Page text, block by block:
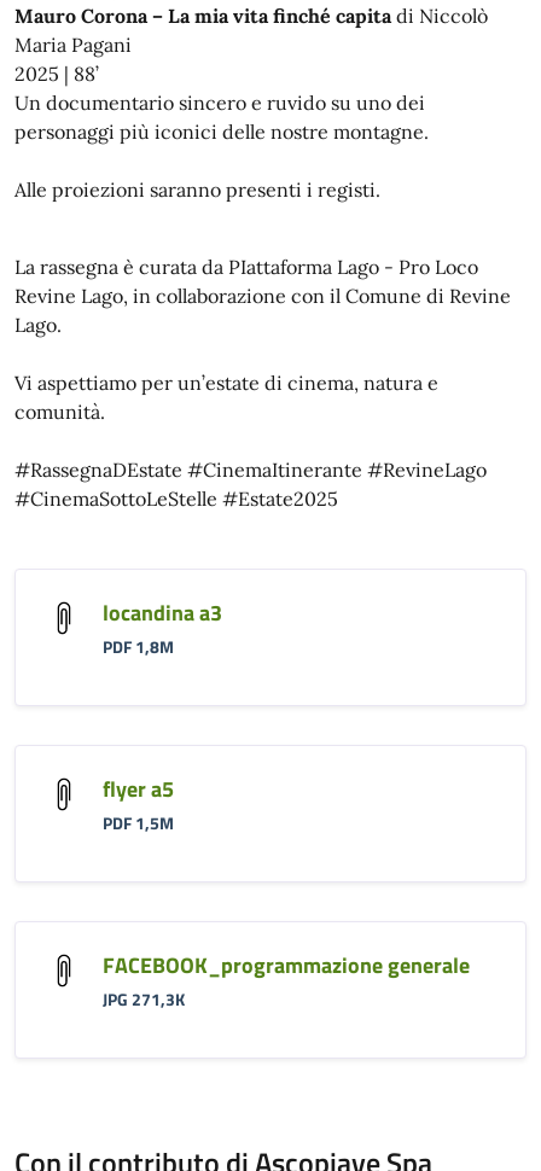
Mauro Corona – La mia vita finché capita di Niccolò
Maria Pagani
2025 | 88’
Un documentario sincero e ruvido su uno dei
personaggi più iconici delle nostre montagne.
Alle proiezioni saranno presenti i registi.
La rassegna è curata da PIattaforma Lago - Pro Loco
Revine Lago, in collaborazione con il Comune di Revine
Lago.
Vi aspettiamo per un’estate di cinema, natura e
comunità.
#RassegnaDEstate #CinemaItinerante #RevineLago
#CinemaSottoLeStelle #Estate2025
locandina a3
PDF 1,8M
flyer a5
PDF 1,5M
FACEBOOK_programmazione generale
JPG 271,3K
Con il contributo di Ascopiave Spa